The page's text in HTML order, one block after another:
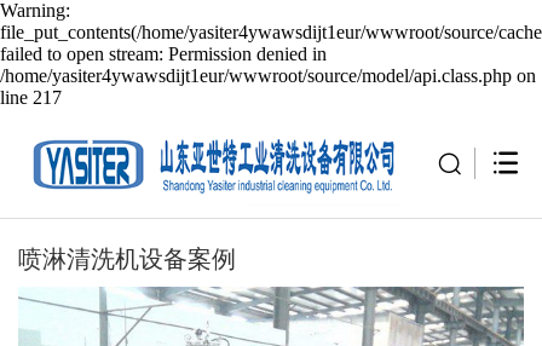
Warning:
file_put_contents(/home/yasiter4ywawsdijt1eur/wwwroot/source/
failed to open stream: Permission denied in
/home/yasiter4ywawsdijt1eur/wwwroot/source/model/api.class.php on
line 217
喷淋清洗机设备案例